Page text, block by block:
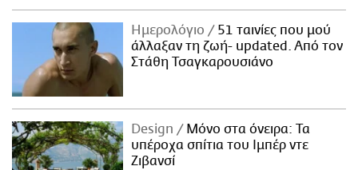
Ημερολόγιο
51 ταινίες που μού
άλλαξαν τη ζωή- updated. Aπό τον
Στάθη Τσαγκαρουσιάνο
Design
Μόνο στα όνειρα: Τα
υπέροχα σπίτια του Ιμπέρ ντε
Ζιβανσί